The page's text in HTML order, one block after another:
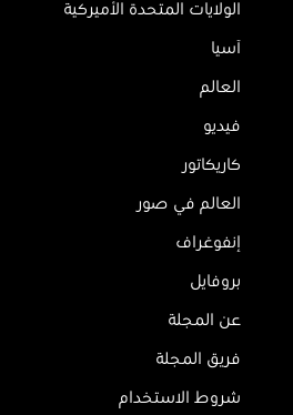
الولايات المتحدة الأميركية
آسيا
العالم
فيديو
كاريكاتور
العالم في صور
إنفوغراف
بروفايل
عن المجلة
فريق المجلة
شروط الاستخدام